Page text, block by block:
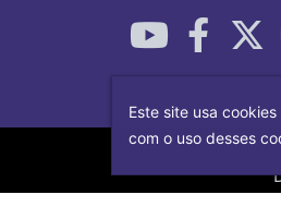
Este site usa
com o uso desses